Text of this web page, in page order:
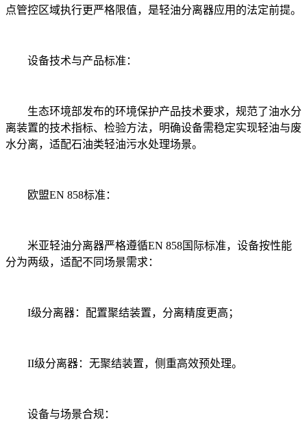
点管控区域执行更严格限值，是轻油分离器应用的法定前提。
设备技术与产品标准：
生态环境部发布的环境保护产品技术要求，规范了油水分
离装置的技术指标、检验方法，明确设备需稳定实现轻油与废
水分离，适配石油类轻油污水处理场景。
欧盟EN 858标准：
米亚轻油分离器严格遵循EN 858国际标准，设备按性能
分为两级，适配不同场景需求：
I级分离器：配置聚结装置，分离精度更高；
II级分离器：无聚结装置，侧重高效预处理。
设备与场景合规：